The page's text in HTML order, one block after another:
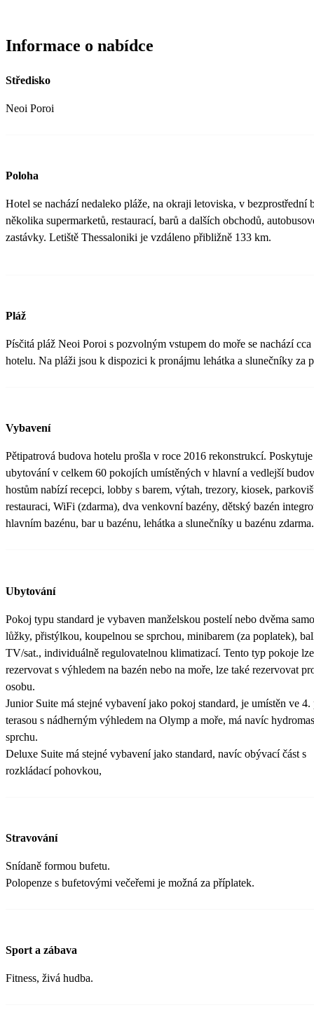
Informace o nabídce
Středisko
Neoi Poroi
Poloha
Hotel se nachází nedaleko pláže, na okraji letoviska, v bezprostřední
několika supermarketů, restaurací, barů a dalších obchodů,
zastávky. Letiště Thessaloniki je vzdáleno přibližně 133 km.
Pláž
Písčitá pláž Neoi Poroi s pozvolným vstupem do moře se nachází
hotelu. Na pláži jsou k dispozici k pronájmu lehátka a slunečníky za
Vybavení
Pětipatrová budova hotelu prošla v roce 2016 rekonstrukcí. Poskytuje
ubytování v celkem 60 pokojích umístěných v hlavní a vedlejší
hostům nabízí recepci, lobby s barem, výtah, trezory, kiosek,
restauraci, WiFi (zdarma), dva venkovní bazény, dětský bazén
hlavním bazénu, bar u bazénu, lehátka a slunečníky u bazénu zdarma.
Ubytování
Pokoj typu standard je vybaven manželskou postelí nebo dvěma
lůžky, přistýlkou, koupelnou se sprchou, minibarem (za poplatek),
TV/sat., individuálně regulovatelnou klimatizací. Tento typ pokoje lze
rezervovat s výhledem na bazén nebo na moře, lze také rezervovat
osobu.
Junior Suite má stejné vybavení jako pokoj standard, je umístěn ve 4.
terasou s nádherným výhledem na Olymp a moře, má navíc
sprchu.
Deluxe Suite má stejné vybavení jako standard, navíc obývací část s
rozkládací pohovkou,
Stravování
Snídaně formou bufetu.
Polopenze s bufetovými večeřemi je možná za příplatek.
Sport a zábava
Fitness, živá hudba.